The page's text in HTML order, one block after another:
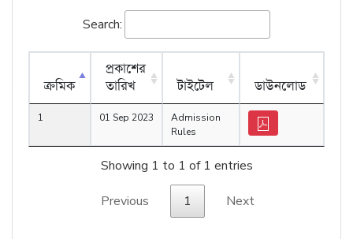
Search:
ক্রমিক
প্রকাশের
তারিখ
টাইটেল ডাউনলোড
1 01 Sep 2023
Admission
Rules
Showing 1 to 1 of 1 entries
Previous 1 Next